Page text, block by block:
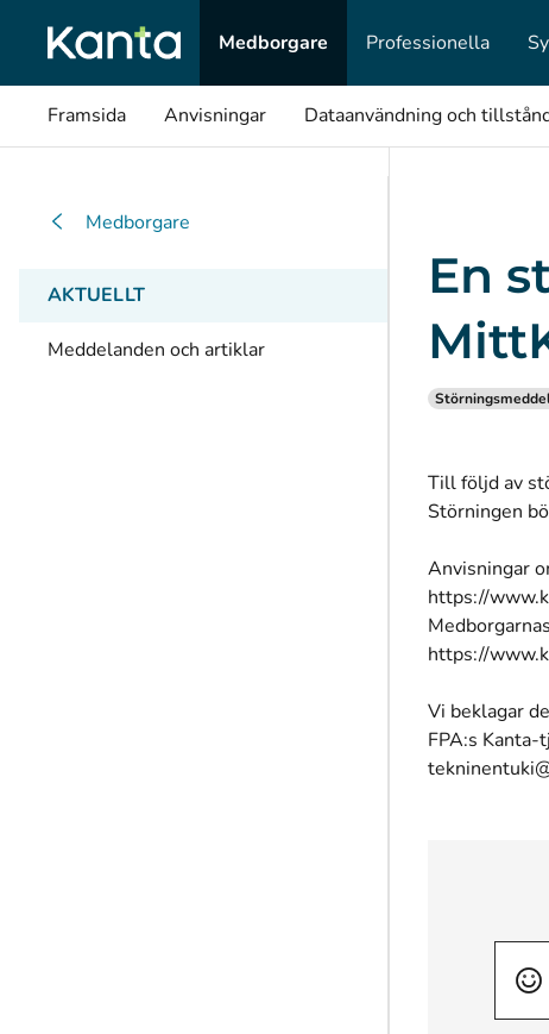
Medborgare
Professionella
Framsida Anvisningar Dataanvändning och
Medborgare
AKTUELLT
Meddelanden och artiklar
En
Till följd av
Störningen
Anvisningar
https://
https://
Vi beklagar
FPA:s Kanta-